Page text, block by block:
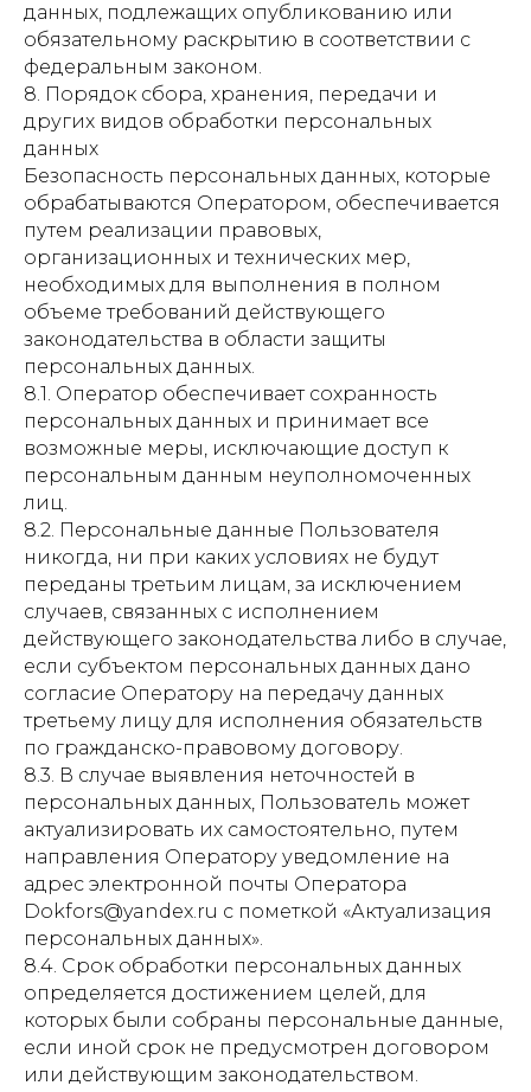
данных, подлежащих опубликованию или
обязательному раскрытию в соответствии с
федеральным законом.
8. Порядок сбора, хранения, передачи и
других видов обработки персональных
данных
Безопасность персональных данных, которые
обрабатываются Оператором, обеспечивается
путем реализации правовых,
организационных и технических мер,
необходимых для выполнения в полном
объеме требований действующего
законодательства в области защиты
персональных данных.
8.1. Оператор обеспечивает сохранность
персональных данных и принимает все
возможные меры, исключающие доступ к
персональным данным неуполномоченных
лиц.
8.2. Персональные данные Пользователя
никогда, ни при каких условиях не будут
переданы третьим лицам, за исключением
случаев, связанных с исполнением
действующего законодательства либо в случае,
если субъектом персональных данных дано
согласие Оператору на передачу данных
третьему лицу для исполнения обязательств
по гражданско-правовому договору.
8.3. В случае выявления неточностей в
персональных данных, Пользователь может
актуализировать их самостоятельно, путем
направления Оператору уведомление на
адрес электронной почты Оператора
Dokfors@yandex.ru с пометкой «Актуализация
персональных данных».
8.4. Срок обработки персональных данных
определяется достижением целей, для
которых были собраны персональные данные,
если иной срок не предусмотрен договором
или действующим законодательством.